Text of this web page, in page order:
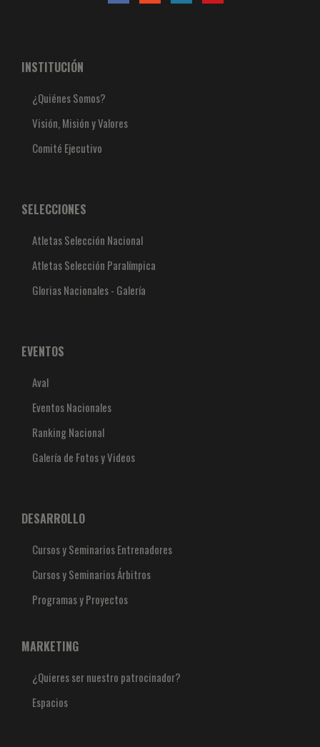
INSTITUCIÓN
¿Quiénes Somos?
Visión, Misión y Valores
Comité Ejecutivo
SELECCIONES
Atletas Selección Nacional
Atletas Selección Paralímpica
Glorias Nacionales - Galería
EVENTOS
Aval
Eventos Nacionales
Ranking Nacional
Galería de Fotos y Videos
DESARROLLO
Cursos y Seminarios Entrenadores
Cursos y Seminarios Árbitros
Programas y Proyectos
MARKETING
¿Quieres ser nuestro patrocinador?
Espacios